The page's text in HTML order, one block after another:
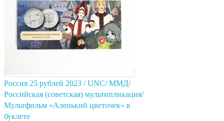
Россия 25 рублей 2023 / UNC/ ММД/
Российская (советская) мультипликация/
Мультфильм «Аленький цветочек» в
буклете